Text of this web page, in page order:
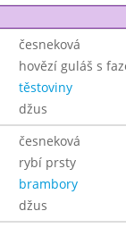
česneková
hovězí guláš s
těstoviny
džus
česneková
rybí prsty
brambory
džus